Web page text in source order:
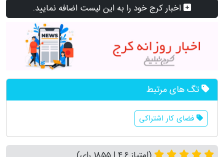
اخبار کرج خود را به این لیست اضافه نمایید.
تگ های مرتبط
فضای کار اشتراکی